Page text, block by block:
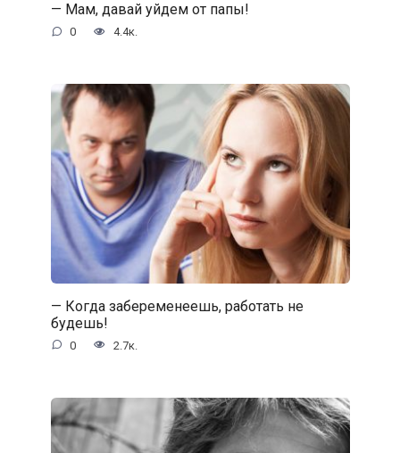
— Мам, давай уйдем от папы!
0 4.4к.
— Когда забеременеешь, работать не
будешь!
0 2.7к.